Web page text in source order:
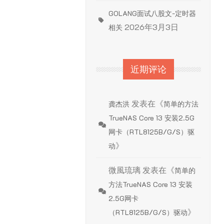
GOLANG面试八股文-定时器
相关 2026年3月3日
近期评论
龚杰洪 发表在《简单的方法
TrueNAS Core 13 安装2.5G
网卡（RTL8125B/G/S）驱
动》
微風琉璃 发表在《简单的
方法TrueNAS Core 13 安装
2.5G网卡
（RTL8125B/G/S）驱动》